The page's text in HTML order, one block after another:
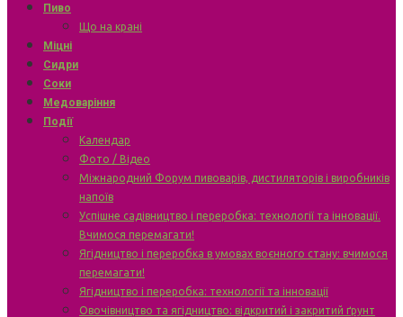
Пиво
Що на крані
Міцні
Сидри
Соки
Медоваріння
Події
Календар
Фото / Відео
Міжнародний Форум пивоварів, дистиляторів і виробників
напоїв
Успішне садівництво і переробка: технології та інновації.
Вчимося перемагати!
Ягідництво і переробка в умовах воєнного стану: вчимося
перемагати!
Ягідництво і переробка: технології та інновації
Овочівництво та ягідництво: відкритий і закритий ґрунт